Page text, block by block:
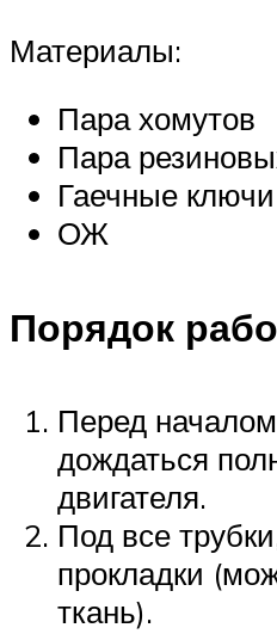
Материалы:
Пара хомутов
Пара
Гаечные ключи
ОЖ
Порядок
Перед
дождаться
двигателя.
Под все
прокладки
ткань).